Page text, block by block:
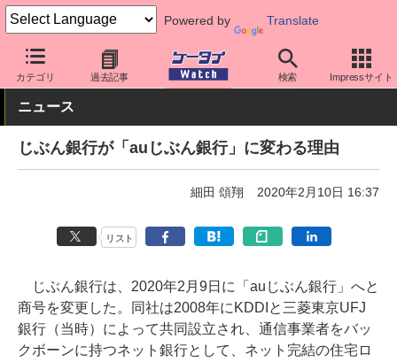
Powered by Translate
カテゴリ 過去記事 検索 Impressサイト
ケータイ Watch アプリ・サービス 決済/金融
ニュース
じぶん銀行が「auじぶん銀行」に変わる理由
細田 頌翔 2020年2月10日 16:37
リスト
じぶん銀行は、2020年2月9日に「auじぶん銀行」へと
商号を変更した。同社は2008年にKDDIと三菱東京UFJ
銀行（当時）によって共同設立され、通信事業者をバッ
クボーンに持つネット銀行として、ネット完結の住宅ロ